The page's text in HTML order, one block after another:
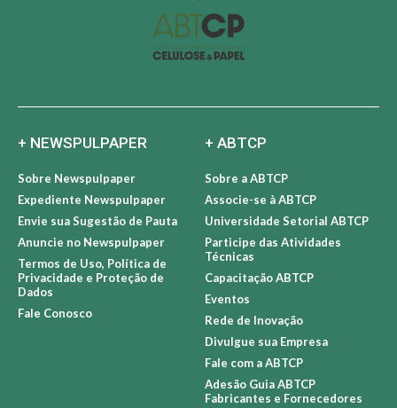
+ NEWSPULPAPER
Sobre Newspulpaper
Expediente Newspulpaper
Envie sua Sugestão de Pauta
Anuncie no Newspulpaper
Termos de Uso, Política de
Privacidade e Proteção de
+ ABTCP
Sobre a ABTCP
Associe-se à ABTCP
Universidade Setorial ABTCP
Participe das Atividades
Técnicas
Capacitação ABTCP
Eventos
Rede de Inovação
Divulgue sua Empresa